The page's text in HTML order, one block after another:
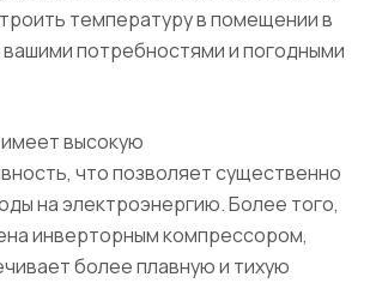
температуру в помещении в
потребностями и погодными
высокую
что позволяет существенно
на электроэнергию. Более того,
инверторным компрессором,
более плавную и тихую